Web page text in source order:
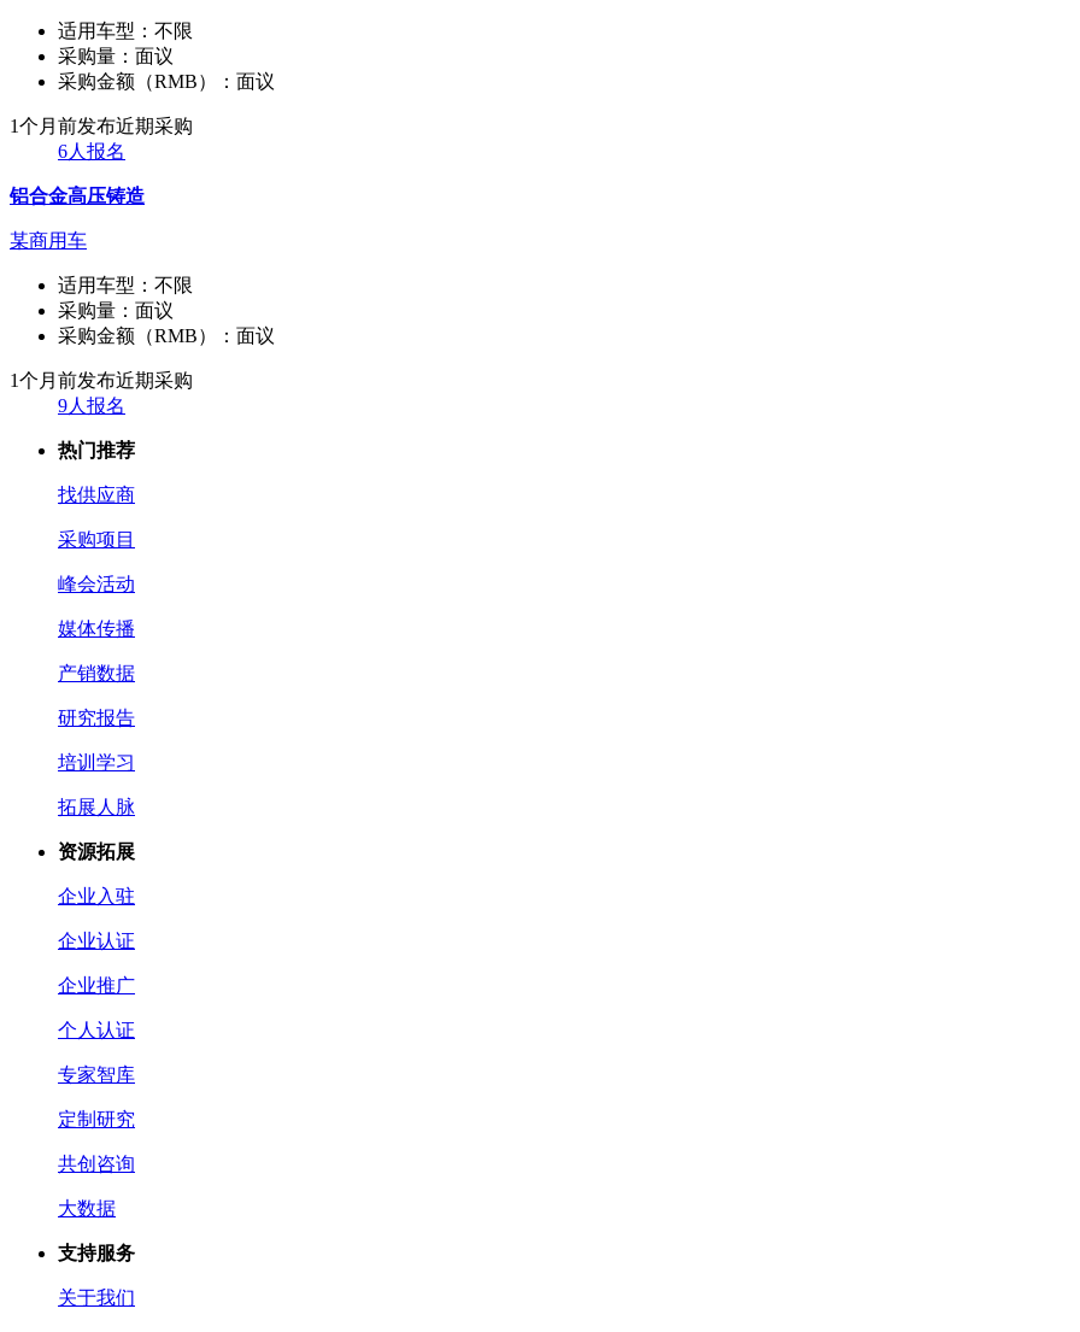
适用车型： 不限
采购量： 面议
采购金额（RMB）： 面议
1个月前发布近期采购
6人报名
铝合金高压铸造
某商用车
适用车型： 不限
采购量： 面议
采购金额（RMB）： 面议
1个月前发布近期采购
9人报名
热门推荐
找供应商
采购项目
峰会活动
媒体传播
产销数据
研究报告
培训学习
拓展人脉
资源拓展
企业入驻
企业认证
企业推广
个人认证
专家智库
定制研究
共创咨询
大数据
支持服务
关于我们